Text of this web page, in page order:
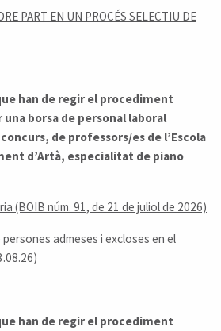
PART EN UN PROCÉS SELECTIU DE
han de regir el procediment
borsa de personal laboral
de professors/es de l’Escola
d’Artà, especialitat de piano
(BOIB núm. 91, de 21 de juliol de 2026)
admeses i excloses en el
han de regir el procediment